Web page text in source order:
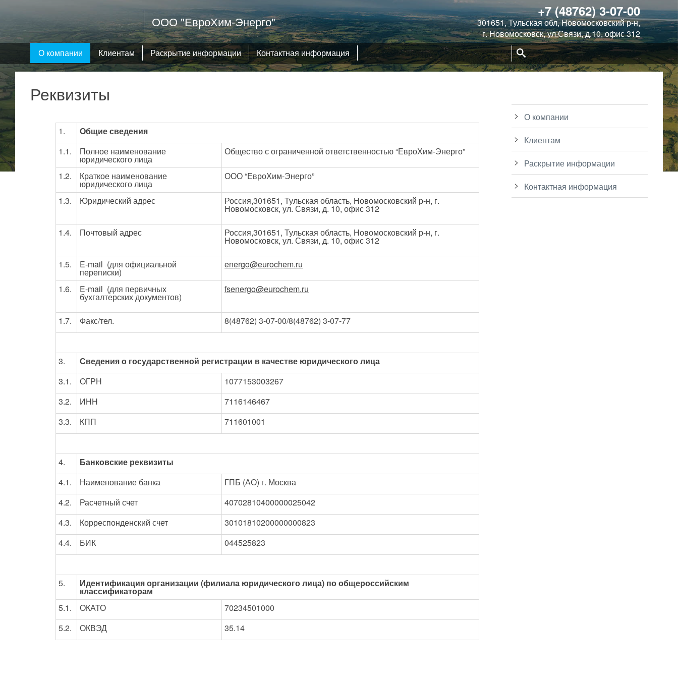
ООО "ЕвроХим-Энерго"
+7 (48762) 3-07-00
301651, Тульская обл, Новомосковский р-н,
г. Новомосковск, ул.Связи, д.10, офис 312
О компании
Клиентам Раскрытие информации Контактная информация Поиск:
Реквизиты
1.
Общие сведения
1.1.
Полное наименование
юридического лица
Общество с ограниченной ответственностью “ЕвроХим-Энерго”
1.2. Краткое наименование
юридического лица
ООО “ЕвроХим-Энерго”
1.3. Юридический адрес Россия,301651, Тульская область, Новомосковский р-н, г.
Новомосковск, ул. Связи, д. 10, офис 312
1.4. Почтовый адрес Россия,301651, Тульская область, Новомосковский р-н, г.
Новомосковск, ул. Связи, д. 10, офис 312
1.5. E-mail (для официальной
переписки)
energo@eurochem.ru
1.6. E-mail (для первичных
бухгалтерских документов)
fsenergo@eurochem.ru
1.7. Факс/тел. 8(48762) 3-07-00/8(48762) 3-07-77
3.
Сведения о государственной регистрации в качестве юридического лица
3.1.
ОГРН
1077153003267
3.2.
ИНН
7116146467
3.3.
КПП 711601001
4.
Банковские реквизиты
4.1.
Наименование банка
ГПБ (АО) г. Москва
4.2.
Расчетный счет
40702810400000025042
4.3.
Корреспонденский счет
30101810200000000823
4.4.
БИК 044525823
5. Идентификация организации (филиала юридического лица) по общероссийским
классификаторам
5.1.
ОКАТО
70234501000
5.2.
ОКВЭД 35.14
О компании
Клиентам
Раскрытие информации
Контактная информация